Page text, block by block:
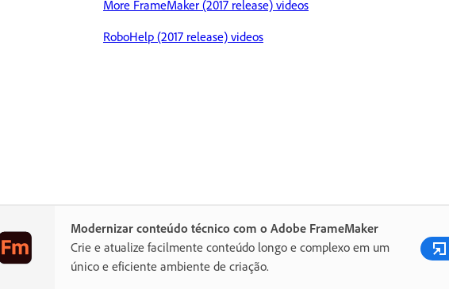
More FrameMaker (2017 release) videos
RoboHelp (2017 release) videos
Modernizar conteúdo técnico com o Adobe FrameMaker
Crie e atualize facilmente conteúdo longo e complexo em um
único e eficiente ambiente de criação.